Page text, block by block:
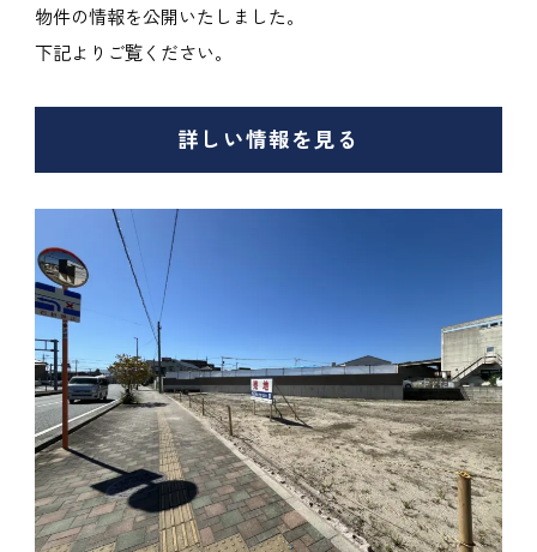
物件の情報を公開いたしました。
下記よりご覧ください。
詳しい情報を見る